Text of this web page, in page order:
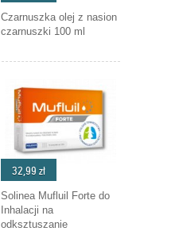
Czarnuszka olej z nasion
czarnuszki 100 ml
32,99 zł
Solinea Mufluil Forte do
Inhalacji na
odksztuszanie